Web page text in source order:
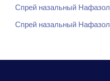
Спрей назальный
Спрей назальный